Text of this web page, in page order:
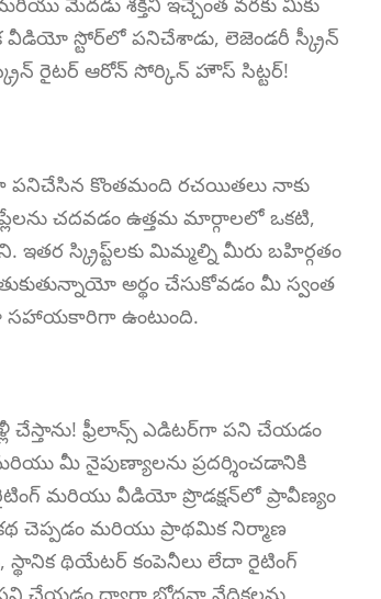
వీడియో స్టోర్‌లో పనిచేశాడు, లెజెండరీ స్క్రీన్
రైటర్ ఆరోన్ సోర్కిన్ హౌస్ సిట్టర్!
పనిచేసిన కొంతమంది రచయితలు నాకు
చదవడం ఉత్తమ మార్గాలలో ఒకటి,
స్క్రిప్ట్‌లకు మిమ్మల్ని మీరు బహిర్గతం
అర్థం చేసుకోవడం మీ స్వంత
సహాయకారిగా ఉంటుంది.
ఫ్రీలాన్స్ ఎడిటర్‌గా పని చేయడం
మీ నైపుణ్యాలను ప్రదర్శించడానికి
మరియు వీడియో ప్రొడక్షన్‌లో ప్రావీణ్యం
చెప్పడం మరియు ప్రాథమిక నిర్మాణ
థియేటర్ కంపెనీలు లేదా రైటింగ్
పని చేయడం ద్వారా బోధనా వేదికలను